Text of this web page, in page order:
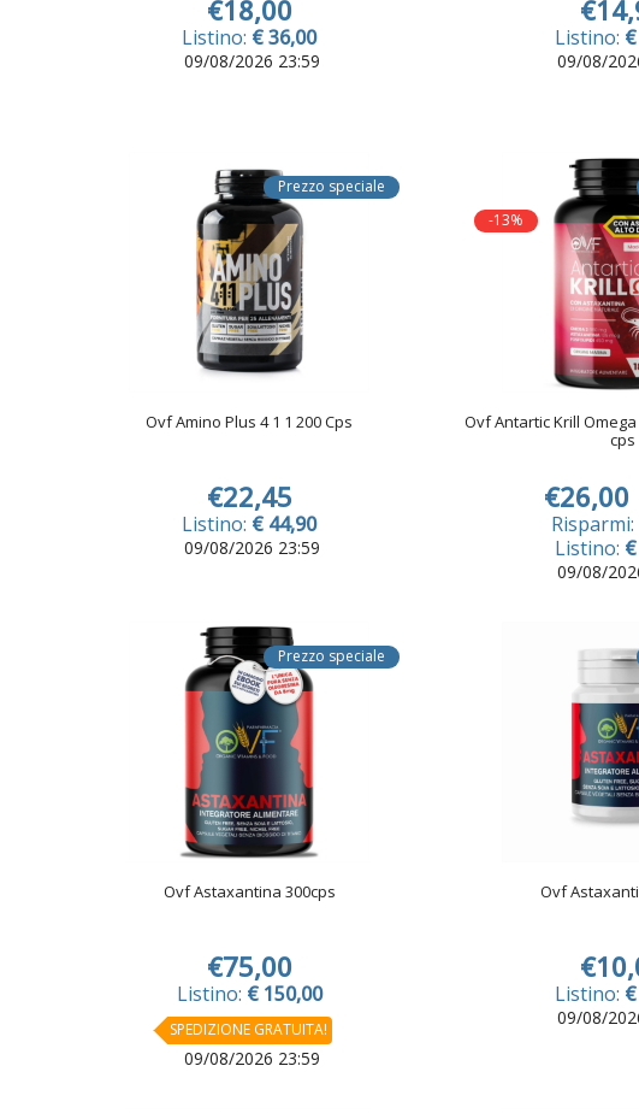
€18,00
Listino: € 36,00
09/08/2026 23:59
Listino:
09/08/
Prezzo speciale
Ovf Amino Plus 4 1 1 200 Cps
€22,45
Listino: € 44,90
09/08/2026 23:59
-13%
Ovf Antartic Krill
cps
€26,00
Risparmi:
Listino:
09/08/
Prezzo speciale
Ovf Astaxantina 300cps
€75,00
Listino: € 150,00
SPEDIZIONE GRATUITA!
09/08/2026 23:59
Ovf
Listino:
09/08/